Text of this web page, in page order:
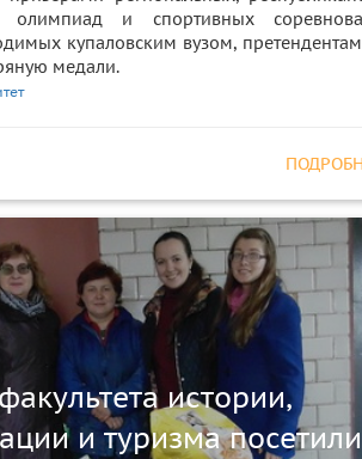
олимпиад и спортивных
купаловским вузом,
медали.
истории,
и туризма посетили